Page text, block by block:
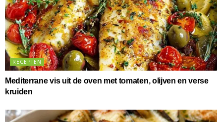
RECEPTEN
Mediterrane vis uit de oven met tomaten, olijven en verse
kruiden